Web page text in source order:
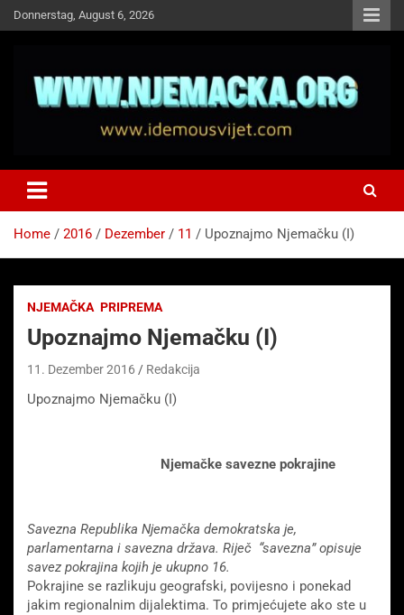
Skip
to
Donnerstag, August 6, 2026
Idemo u Svijet-Njemacka!
Home 2016 Dezember 11 Upoznajmo Njemačku (I)
NJEMAČKA PRIPREMA
Upoznajmo Njemačku (I)
11. Dezember 2016 Redakcija
Upoznajmo Njemačku (I)
Njemačke savezne pokrajine
Savezna Republika Njemačka demokratska je,
parlamentarna i savezna država. Riječ “savezna” opisuje
savez pokrajina kojih je ukupno 16.
Pokrajine se razlikuju geografski, povijesno i ponekad
jakim regionalnim dijalektima. To primjećujete ako ste u